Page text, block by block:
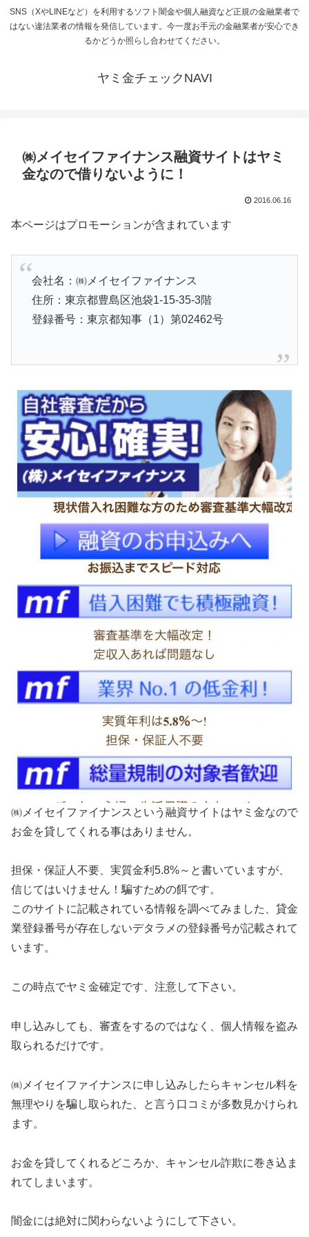
SNS（XやLINEなど）を利用するソフト闇金や個人融資など正規の金融業者で
はない違法業者の情報を発信しています。今一度お手元の金融業者が安心でき
るかどうか照らし合わせてください。
ヤミ金チェックNAVI
㈱メイセイファイナンス融資サイトはヤミ
金なので借りないように！
2016.06.16
本ページはプロモーションが含まれています
会社名：㈱メイセイファイナンス
住所：東京都豊島区池袋1-15-35-3階
登録番号：東京都知事（1）第02462号
㈱メイセイファイナンスという融資サイトはヤミ金なので
お金を貸してくれる事はありません。
担保・保証人不要、実質金利5.8%～と書いていますが、
信じてはいけません！騙すための餌です。
このサイトに記載されている情報を調べてみました、貸金
業登録番号が存在しないデタラメの登録番号が記載されて
います。
この時点でヤミ金確定です、注意して下さい。
申し込みしても、審査をするのではなく、個人情報を盗み
取られるだけです。
㈱メイセイファイナンスに申し込みしたらキャンセル料を
無理やりを騙し取られた、と言う口コミが多数見かけられ
ます。
お金を貸してくれるどころか、キャンセル詐欺に巻き込ま
れてしまいます。
闇金には絶対に関わらないようにして下さい。